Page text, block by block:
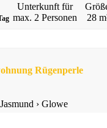
Unterkunft für
max. 2 Personen
28
Rügenperle
Jasmund › Glowe